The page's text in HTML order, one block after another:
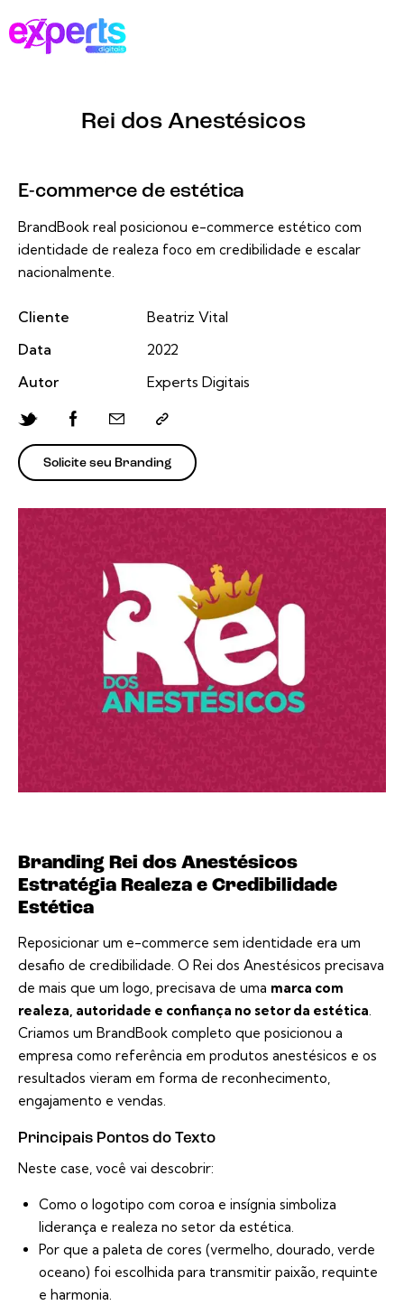
Rei dos Anestésicos
Branding Rei dos Anestésicos
Estratégia Realeza e Credibilidade
Estética
Reposicionar um e-commerce sem identidade era um
desafio de credibilidade. O Rei dos Anestésicos precisava
de mais que um logo, precisava de uma marca com
realeza, autoridade e confiança no setor da estética.
Criamos um BrandBook completo que posicionou a
empresa como referência em produtos anestésicos e os
resultados vieram em forma de reconhecimento,
engajamento e vendas.
Principais Pontos do Texto
Neste case, você vai descobrir:
Como o logotipo com coroa e insígnia simboliza
liderança e realeza no setor da estética.
Por que a paleta de cores (vermelho, dourado, verde
oceano) foi escolhida para transmitir paixão, requinte
e harmonia.
E-commerce de estética
BrandBook real posicionou e-commerce estético com
identidade de realeza foco em credibilidade e escalar
nacionalmente.
Cliente
Beatriz Vital
Data
2022
Autor
Experts Digitais
Solicite seu Branding